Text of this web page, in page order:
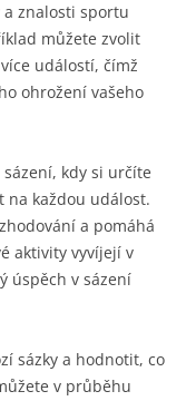
a znalosti sportu
můžete zvolit
událostí, čímž
ohrožení vašeho
kdy si určíte
na každou událost.
a pomáhá
aktivity vyvíjejí v
úspěch v sázení
sázky a hodnotit, co
v průběhu